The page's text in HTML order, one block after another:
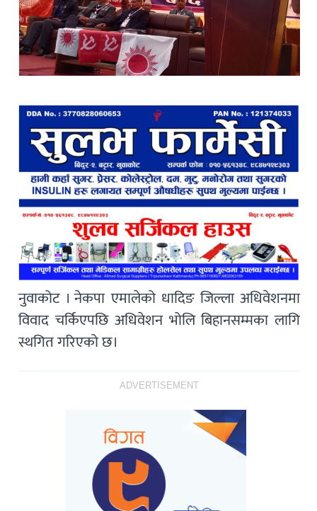
नुवाकोट । नेकपा एमालेको धादिङ जिल्ला अधिवेशनमा
विवाद चर्किएपछि अधिवेशन भोलि बिहानसम्मका लागि
स्थगित गरिएको छ।
ADVERTISEMENT